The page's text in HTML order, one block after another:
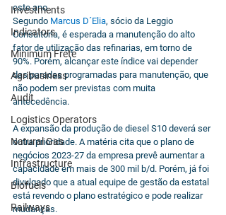
Investments
Indicators
Minimum Frete
Agribusiness
Audit
Logistics Operators
Natural Gas
Infrastructure
Biofuels
Railways
este ano.
Segundo Marcus D´Elia, sócio da Leggio
Consultoria, é esperada a manutenção do alto
fator de utilização das refinarias, em torno de
90%. Porém, alcançar este índice vai depender
das paradas programadas para manutenção, que
não podem ser previstas com muita
antecedência.
A expansão da produção de diesel S10 deverá ser
outra prioridade. A matéria cita que o plano de
negócios 2023-27 da empresa prevê aumentar a
capacidade em mais de 300 mil b/d. Porém, já foi
divulgado que a atual equipe de gestão da estatal
está revendo o plano estratégico e pode realizar
mudanças.